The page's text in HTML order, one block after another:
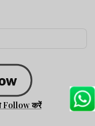
Follow करें